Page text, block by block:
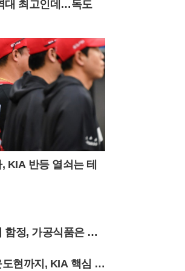
에는 도착해야 주차 공간
정도로 경쟁이 치열하다.
들에게도 큰 부담이 없다.
는 여행객들을 위한 편의
었다. 서울 청량리역에서
산역에 도착하면 주말마다
를 이용해 주요 등산로 입
동할 수 있다. 2026년 셔
초순까지 주말 한정으로
, 시기에 따라 민둥산역과
기점으로 노선이 조정된
객 급증에 대비해 임시 운
로 공지하고 있으며, 반
는 여행객들을 위한 배려
. 돈으로 환산할 수 없는
한 관광 이상의 가치를
대 최고인데…독도
KIA 반등 열쇠는 테
함정, 가공식품은 염
현까지, KIA 핵심 3